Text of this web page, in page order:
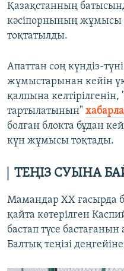
Қазақстанның
кәсіпорнының
тоқтатылды.
Апаттан соң күндіз-
жұмыстарынан кейін
қалпына келтірілгенін,
тартылатынын"
болған блокта бұдан
күн жұмысы тоқтады.
ТЕҢІЗ СУЫНА
Мамандар ХХ ғасырда
қайта көтерілген
бастап түсе
Балтық теңізі